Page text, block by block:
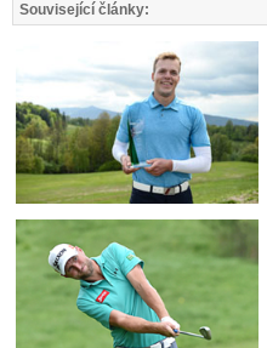
Související články: